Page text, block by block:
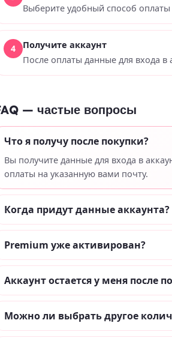
Выберите удобный способ
Получите аккаунт
После оплаты данные для входа в
— частые вопросы
Что я получу после покупки?
Вы получите данные для входа в
оплаты на указанную вами почту.
Когда придут данные аккаунта?
Premium уже активирован?
Аккаунт остается у меня после
Можно ли выбрать другое